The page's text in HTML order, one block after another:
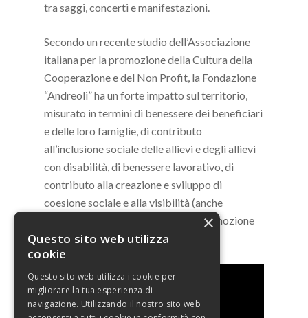
tra saggi, concerti e manifestazioni.
Secondo un recente studio dell’Associazione
italiana per la promozione della Cultura della
Cooperazione e del Non Profit, la Fondazione
“Andreoli” ha un forte impatto sul territorio,
misurato in termini di benessere dei beneficiari
e delle loro famiglie, di contributo
all’inclusione sociale delle allievi e degli allievi
con disabilità, di benessere lavorativo, di
contributo alla creazione e sviluppo di
coesione sociale e alla visibilità (anche
internazionale) del territorio e di promozione
di comunità educante.
×
Questo sito web utilizza
cookie
Questo sito web utilizza i cookie per
migliorare la tua esperienza di
navigazione. Utilizzando il nostro sito web